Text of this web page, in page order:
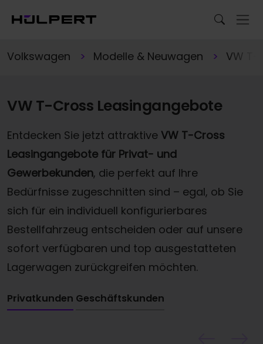
Volkswagen Modelle & Neuwagen VW T-
VW T-Cross Leasingangebote
Entdecken Sie jetzt attraktive VW T-Cross
Leasingangebote für Privat- und
Gewerbekunden, die perfekt auf Ihre
Bedürfnisse zugeschnitten sind – egal, ob Sie
sich für ein individuell konfigurierbares
Bestellfahrzeug entscheiden oder auf unsere
sofort verfügbaren und top ausgestatteten
Lagerwagen zurückgreifen möchten.
Privatkunden Geschäftskunden